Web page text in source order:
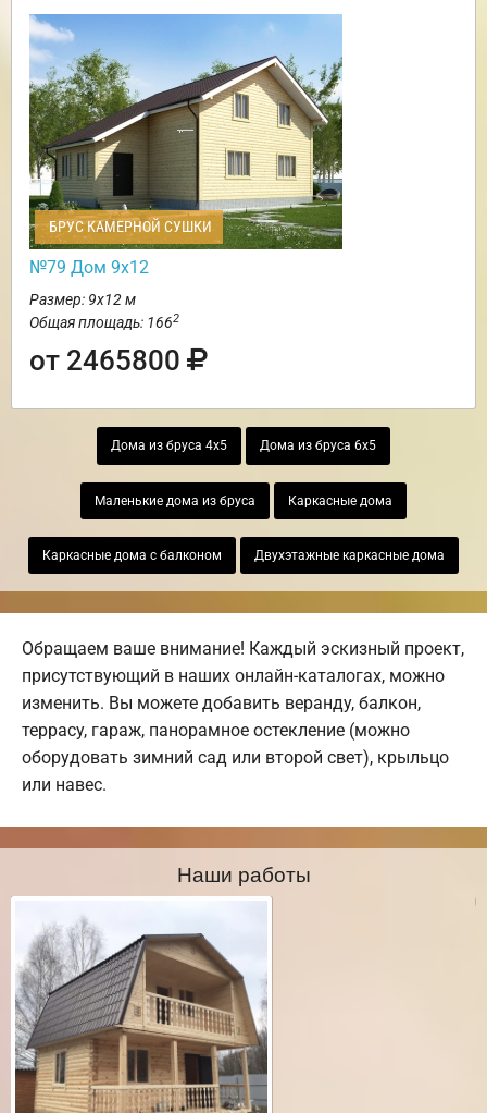
БРУС КАМЕРНОЙ СУШКИ
№79 Дом 9х12
Размер: 9х12 м
Общая площадь: 1662
от 2465800
Дома из бруса 4х5 Дома из бруса 6х5
Маленькие дома из бруса Каркасные дома
Каркасные дома с балконом Двухэтажные каркасные дома
Обращаем ваше внимание! Каждый эскизный проект,
присутствующий в наших онлайн-каталогах, можно
изменить. Вы можете добавить веранду, балкон,
террасу, гараж, панорамное остекление (можно
оборудовать зимний сад или второй свет), крыльцо
или навес.
Наши работы